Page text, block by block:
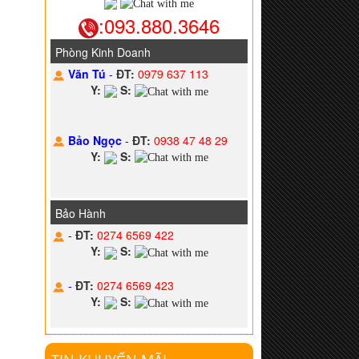
:093.880.3646
Phòng Kinh Doanh
Văn Tú-ĐT: 0979 637 113
Y:
S:
Bảo Ngọc-ĐT: 0938 47 48 29
Y:
S:
Bảo Hành
-ĐT: 0274 6569 422
Y:
S:
-ĐT: 0274 6569 423
Y:
S: